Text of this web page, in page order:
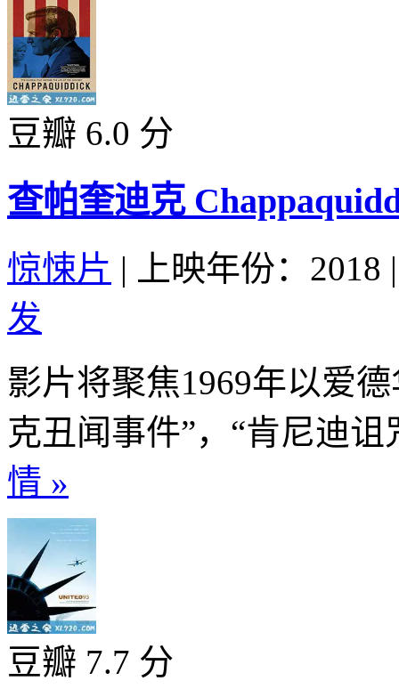
豆瓣 6.0 分
查帕奎迪克
惊悚片 | 上映年份：2018 |
发
影片将聚焦1969年以爱
克丑闻事件”，“肯尼迪
情 »
豆瓣 7.7 分